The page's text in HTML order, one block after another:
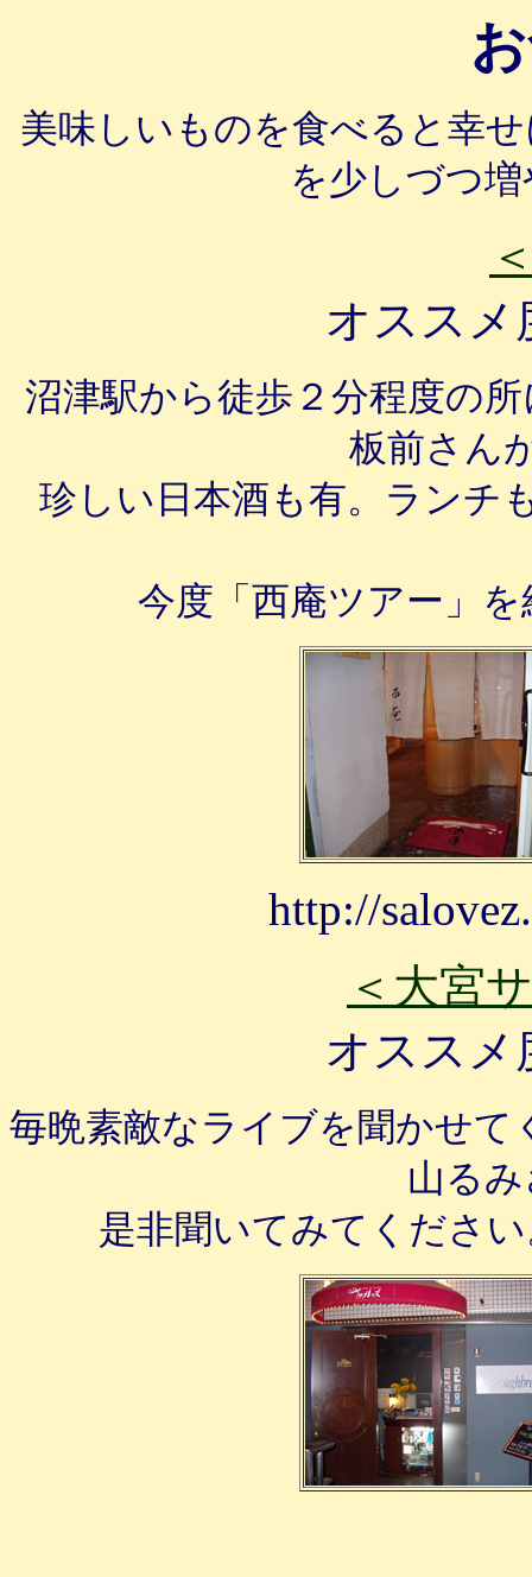
美味しいものを食べると幸
を少しづつ
オスス
沼津駅から徒歩２分程度の
板前さん
珍しい日本酒も有。ランチ
今度「西庵ツアー」
http://
＜大宮
オスス
毎晩素敵なライブを聞かせて
山る
是非聞いてみてくださ